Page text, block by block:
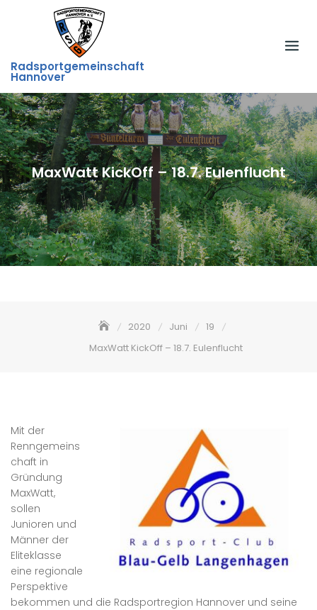
Radsportgemeinschaft
Hannover
MaxWatt KickOff – 18.7. Eulenflucht
2020 Juni
19
MaxWatt KickOff – 18.7. Eulenflucht
Mit der
Renngemeins
chaft in
Gründung
MaxWatt,
sollen
Junioren und
Männer der
Eliteklasse
eine regionale
Perspektive
bekommen und die Radsportregion Hannover und seine